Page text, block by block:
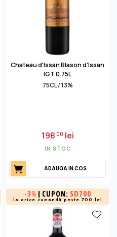
Chateau d'Issan Blason d'Issan
IGT 0.75L
75CL / 13%
19800 lei
IN STOC
ADAUGA IN COS
-3% | CUPON: SD700
la orice comandă peste 700 lei